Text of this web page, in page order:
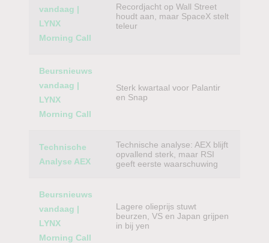
vandaag |
LYNX
Morning Call
Recordjacht op Wall Street
houdt aan, maar SpaceX stelt
teleur
Beursnieuws
vandaag |
LYNX
Morning Call
Sterk kwartaal voor Palantir
en Snap
Technische
Analyse AEX
Technische analyse: AEX blijft
opvallend sterk, maar RSI
geeft eerste waarschuwing
Beursnieuws
vandaag |
LYNX
Morning Call
Lagere olieprijs stuwt
beurzen, VS en Japan grijpen
in bij yen